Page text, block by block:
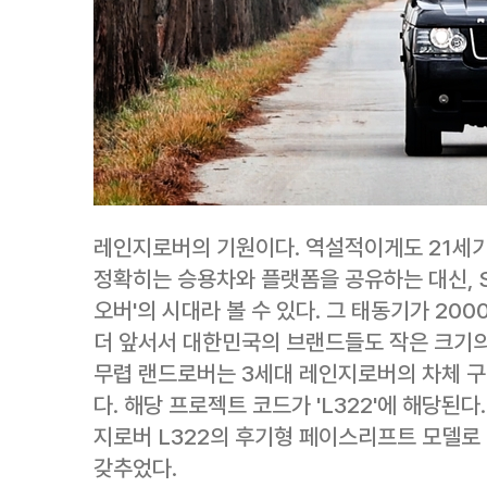
레인지로버의 기원이다. 역설적이게도 21세
정확히는 승용차와 플랫폼을 공유하는 대신
오버'의 시대라 볼 수 있다. 그 태동기가
더 앞서서 대한민국의 브랜드들도 작은 크
무렵 랜드로버는 3세대 레인지로버의 차체
다. 해당 프로젝트 코드가 'L322'에 해당된
지로버 L322의 후기형 페이스리프트 모델
갖추었다.